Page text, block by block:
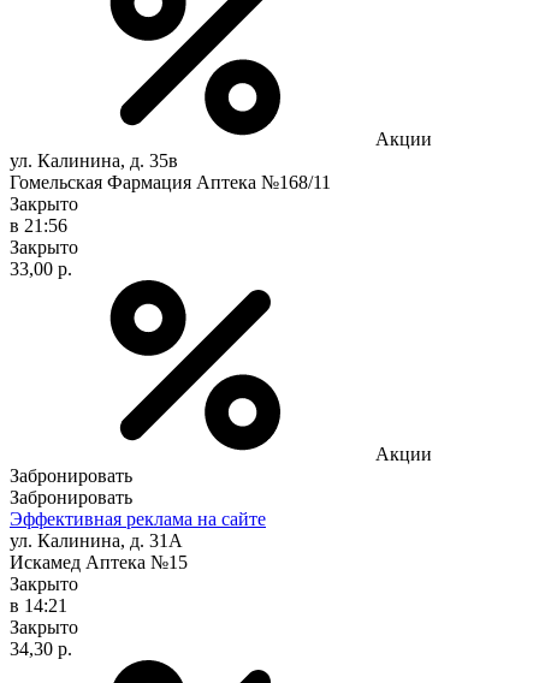
Акции
ул. Калинина, д. 35в
Гомельская Фармация Аптека №168/11
Закрыто
в 21:56
Закрыто
33,00 р.
Акции
Забронировать
Забронировать
Эффективная реклама на сайте
ул. Калинина, д. 31А
Искамед Аптека №15
Закрыто
в 14:21
Закрыто
34,30 р.